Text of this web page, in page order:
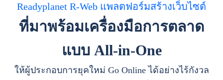
Readyplanet R-Web แพลตฟอร์มสร้างเว็บไซต์
ที่มาพร้อมเครื่องมือการตลาด
แบบ All-in-One
ให้ผู้ประกอบการยุคใหม่ Go Online ได้อย่างไร้กังวล